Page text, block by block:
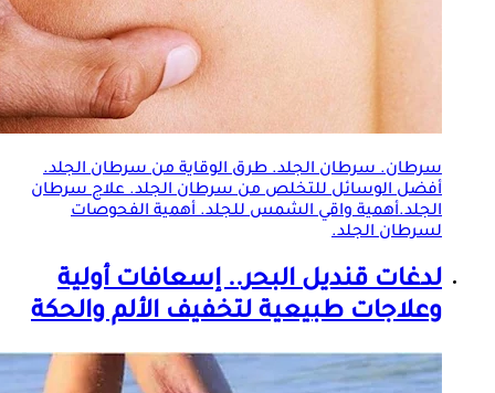
سرطان. سرطانالجلد. طرق الوقاية من سرطانالجلد.
أفضل الوسائل للتخلص من سرطانالجلد. علاج سرطان
الجلد.أهمية واقي الشمس للجلد. أهمية الفحوصات
لسرطانالجلد.
لدغات قنديل البحر.. إسعافات أولية
وعلاجات طبيعية لتخفيف الألم والحكة